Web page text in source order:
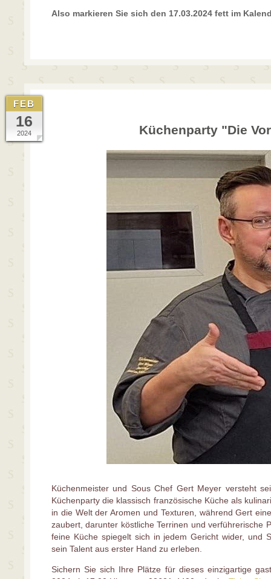
Also markieren Sie sich den 17.03.2024 fett im
2024
16
FEB
Küchenparty "Die
Küchenmeister und Sous Chef Gert Meyer versteht
Küchenparty die klassisch französische Küche als
in die Welt der Aromen und Texturen, während Gert
zaubert, darunter köstliche Terrinen und verführerische
feine Küche spiegelt sich in jedem Gericht wider, und
sein Talent aus erster Hand zu erleben.
Sichern Sie sich Ihre Plätze für dieses einzigartige